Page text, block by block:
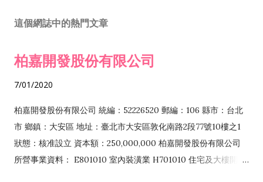
這個網誌中的熱門文章
柏嘉開發股份有限公司
7/01/2020
柏嘉開發股份有限公司 統編：52226520 郵編：106 縣市：台北
市 鄉鎮：大安區 地址：臺北市大安區敦化南路2段77號10樓之1
狀態：核准設立 資本額：250,000,000 柏嘉開發股份有限公司
所營事業資料： E801010 室內裝潢業 H701010 住宅及大樓開發